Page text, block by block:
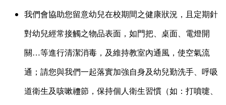
我們會協助您留意幼兒在校期間之健康狀況，且定期針
對幼兒經常接觸之物品表面，如門把、桌面、電燈開
關…等進行清潔消毒，及維持教室內通風，使空氣流
通；請您與我們一起落實加強自身及幼兒勤洗手、呼吸
道衛生及咳嗽禮節，保持個人衛生習慣（如：打噴嚏、